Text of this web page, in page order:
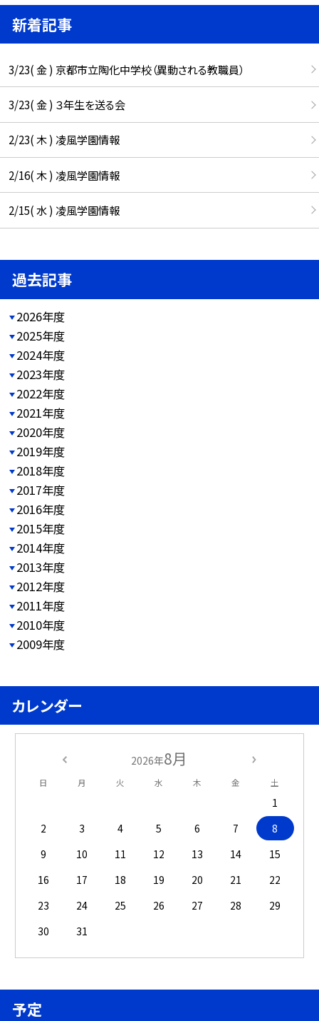
新着記事
3/23( 金 ) 京都市立陶化中学校（異動される教職員）
3/23( 金 ) ３年生を送る会
2/23( 木 ) 凌風学園情報
2/16( 木 ) 凌風学園情報
2/15( 水 ) 凌風学園情報
過去記事
2026年度
2025年度
2024年度
2023年度
2022年度
2021年度
2020年度
2019年度
2018年度
2017年度
2016年度
2015年度
2014年度
2013年度
2012年度
2011年度
2010年度
2009年度
カレンダー
2026年8月
日 月 火 水 木 金 土
1
2
3 4 5 6 7
8
9
10 11 12 13 14
15
16
17 18 19 20 21
22
23
24 25 26 27 28
29
30
31
予定